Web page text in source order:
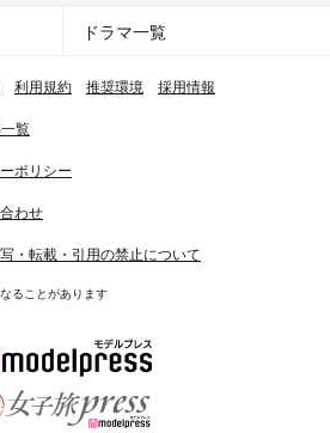
ドラマ一覧
利用規約 推奨環境 採用情報
覧
ポリシー
わせ
・転載・引用の禁止について
ることがあります